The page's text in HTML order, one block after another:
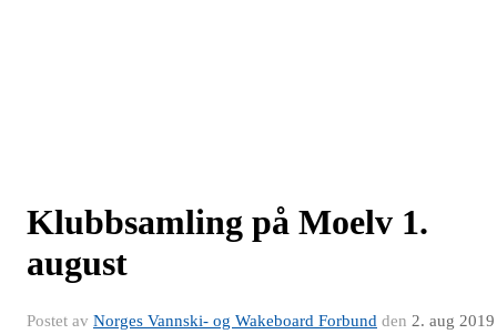
Klubbsamling på Moelv 1.
august
Postet av Norges Vannski- og Wakeboard Forbund den 2. aug 2019